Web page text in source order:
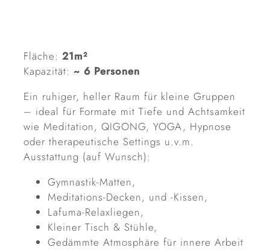
Fläche:21m²
Kapazität: ~ 6 Personen
Ein ruhiger, heller Raum für kleine Gruppen
– ideal für Formate mit Tiefe und Achtsamkeit
wie Meditation, QIGONG, YOGA, Hypnose
oder therapeutische Settings u.v.m.
Ausstattung (auf Wunsch):
Gymnastik-Matten,
Meditations-Decken, und -Kissen,
Lafuma-Relaxliegen,
Kleiner Tisch & Stühle,
Gedämmte Atmosphäre für innere Arbeit